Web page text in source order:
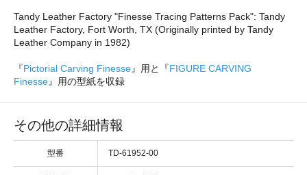
Tandy Leather Factory "Finesse Tracing Patterns Pack": Tandy
Leather Factory, Fort Worth, TX (Originally printed by Tandy
Leather Company in 1982)
『Pictorial Carving Finesse』用と『FIGURE CARVING
Finesse』用の型紙を収録
その他の詳細情報
型番 TD-61952-00